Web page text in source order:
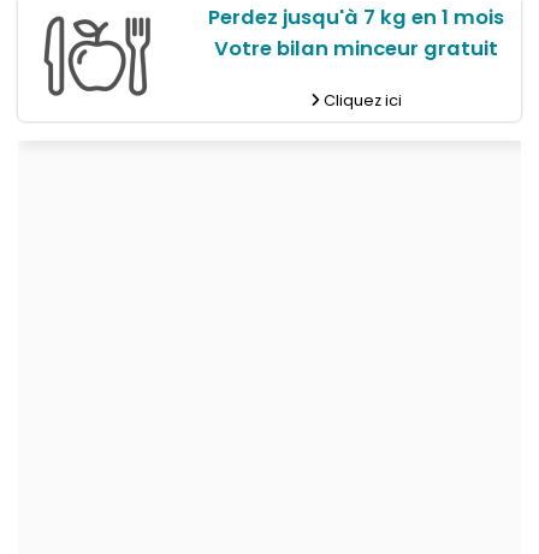
Perdez jusqu'à 7 kg en 1 mois
Votre bilan minceur gratuit
Cliquez ici